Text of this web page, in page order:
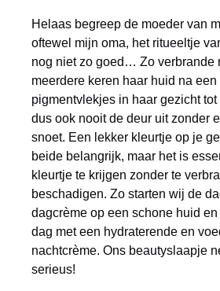
Helaas begreep de moeder van
oftewel mijn oma, het ritueeltje
nog niet zo goed… Zo verbrande
meerdere keren haar huid na
pigmentvlekjes in haar gezicht
dus ook nooit de deur uit zonder
snoet. Een lekker kleurtje op je
beide belangrijk, maar het is
kleurtje te krijgen zonder te
beschadigen. Zo starten wij de
dagcrème op een schone huid
dag met een hydraterende en
nachtcrème. Ons beautyslaapje
serieus!